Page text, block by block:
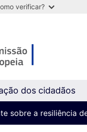
verificar?
dos cidadãos
sobre a resiliência